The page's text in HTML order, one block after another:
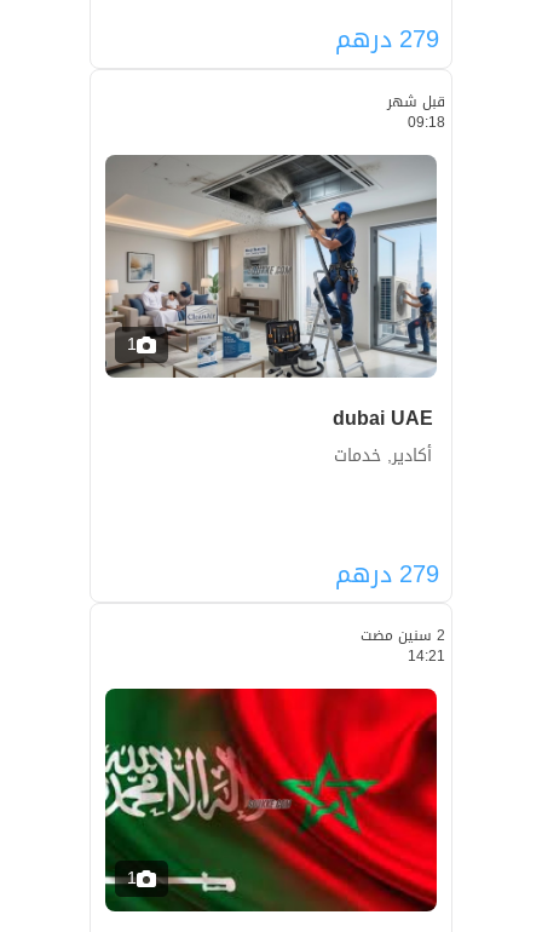
279درهم
قبل شهر
09:18
1
dubai UAE
أكادير, خدمات
279درهم
2 سنين مضت
14:21
1